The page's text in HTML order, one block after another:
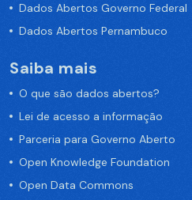
Dados Abertos Governo Federal
Dados Abertos Pernambuco
Saiba mais
O que são dados abertos?
Lei de acesso a informação
Parceria para Governo Aberto
Open Knowledge Foundation
Open Data Commons